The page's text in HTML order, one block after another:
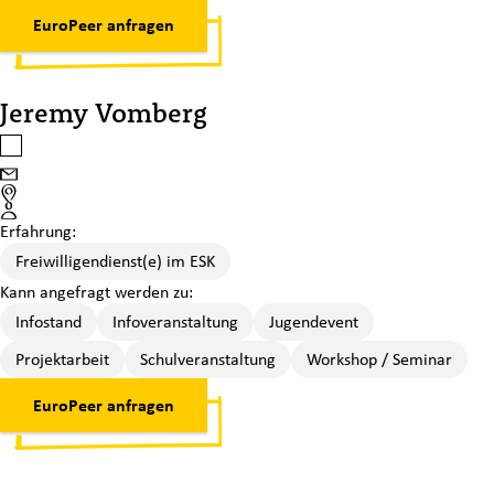
EuroPeer anfragen
Jeremy Vomberg
Email
Standort
Erfahrung:
Freiwilligendienst(e) im ESK
Kann angefragt werden zu:
Infostand
Infoveranstaltung
Jugendevent
Projektarbeit
Schulveranstaltung Workshop / Seminar
EuroPeer anfragen